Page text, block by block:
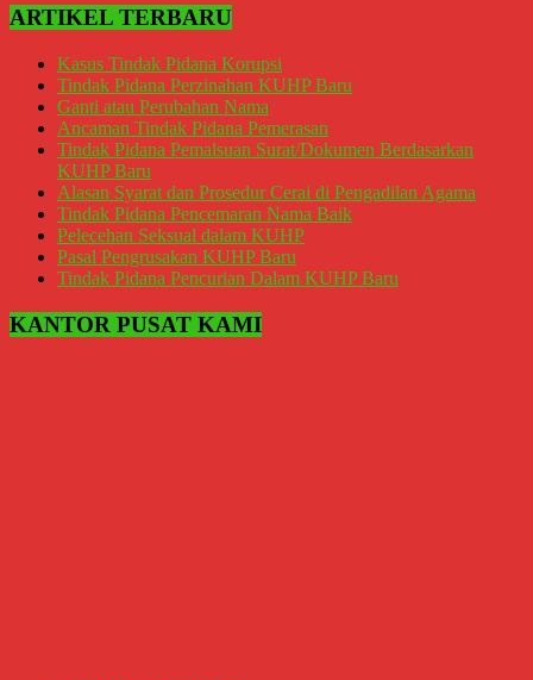
Pengacara
Perceraian
Sleman,
Bantul,
Wonosari,
Wates,
Klaten,
Magelang,
Semarang,
Jakarta,
Surabaya,
Surakarta,
Sukoharjo,
Mungkid,
ARTIKEL TERBARU
Kasus Tindak Pidana Korupsi
Tindak Pidana Perzinahan KUHP Baru
Ganti atau Perubahan Nama
Ancaman Tindak Pidana Pemerasan
Tindak Pidana Pemalsuan Surat/Dokumen Berdasarkan
KUHP Baru
Alasan Syarat dan Prosedur Cerai di Pengadilan Agama
Tindak Pidana Pencemaran Nama Baik
Pelecehan Seksual dalam KUHP
Pasal Pengrusakan KUHP Baru
Tindak Pidana Pencurian Dalam KUHP Baru
KANTOR PUSAT KAMI